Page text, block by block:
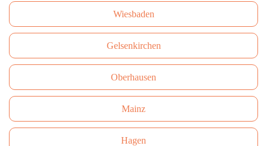
Wiesbaden
Gelsenkirchen
Oberhausen
Mainz
Hagen